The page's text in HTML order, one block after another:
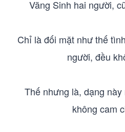
Vãng Sinh hai người,
Chỉ là đối mặt như thế
người, đều
Thế nhưng là, dạng
không cam